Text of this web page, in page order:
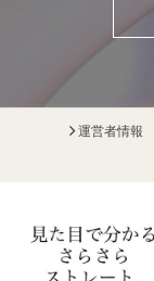
運営者情報